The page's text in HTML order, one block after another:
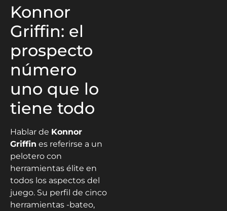
Konnor
Griffin: el
prospecto
número
uno que lo
tiene todo
Hablar de Konnor
Griffin es referirse a un
pelotero con
herramientas élite en
todos los aspectos del
juego. Su perfil de cinco
herramientas -bateo,